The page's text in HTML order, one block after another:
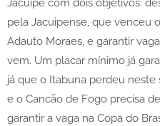
Jacuípe com dois objetivos:
pela Jacuipense, que venceu
Adauto Moraes, e garantir
vem. Um placar mínimo já
já que o Itabuna perdeu neste
e o Cancão de Fogo precisa
garantir a vaga na Copa do